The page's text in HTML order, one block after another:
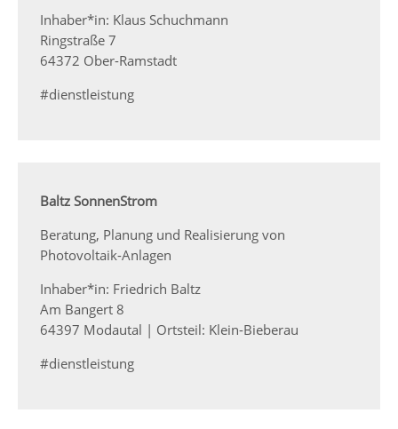
Inhaber*in: Klaus Schuchmann
Ringstraße 7
64372 Ober-Ramstadt
#dienstleistung
Baltz SonnenStrom
Beratung, Planung und Realisierung von
Photovoltaik-Anlagen
Inhaber*in: Friedrich Baltz
Am Bangert 8
64397 Modautal | Ortsteil: Klein-Bieberau
#dienstleistung